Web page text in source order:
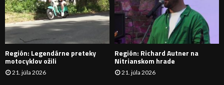
D
Región: Legendárne preteky
motocyklov ožili
21. júla 2026
Región: Richard Autner na
Nitrianskom hrade
21. júla 2026